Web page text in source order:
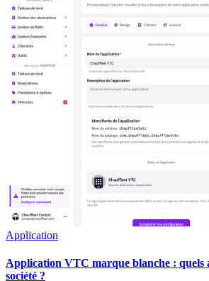
Application
Application VTC marque blanche : quels
société ?